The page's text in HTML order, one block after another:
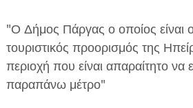
ΕΦΗΜΕΡΙΔΑ Η ΠΑΡΓΑ
"Ο Δήμος Πάργας ο οποίος είναι ο
τουριστικός προορισμός της
περιοχή που είναι απαραίτητο να
παραπάνω μέτρο"